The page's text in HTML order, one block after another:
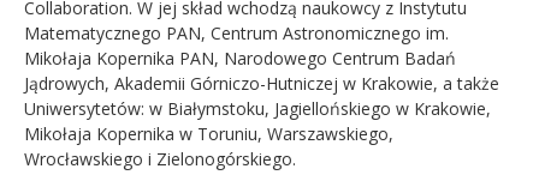
Collaboration. W jej skład wchodzą naukowcy z Instytutu
Matematycznego PAN, Centrum Astronomicznego im.
Mikołaja Kopernika PAN, Narodowego Centrum Badań
Jądrowych, Akademii Górniczo-Hutniczej w Krakowie, a także
Uniwersytetów: w Białymstoku, Jagiellońskiego w Krakowie,
Mikołaja Kopernika w Toruniu, Warszawskiego,
Wrocławskiego i Zielonogórskiego.